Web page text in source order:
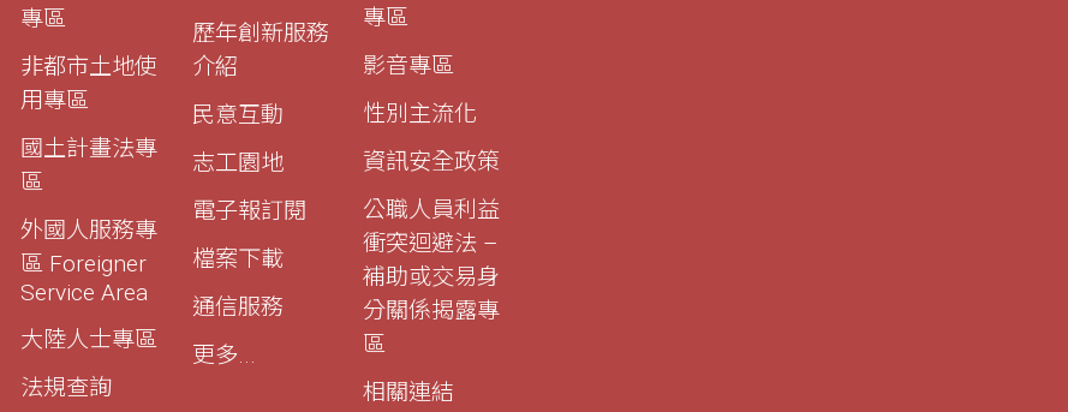
專區
非都市土地使
用專區
國土計畫法專
區
外國人服務專
區 Foreigner
Service Area
大陸人士專區
法規查詢
歷年創新服務
介紹
民意互動
志工園地
電子報訂閱
檔案下載
通信服務
更多...
專區
影音專區
性別主流化
資訊安全政策
公職人員利益
衝突迴避法 –
補助或交易身
分關係揭露專
區
相關連結